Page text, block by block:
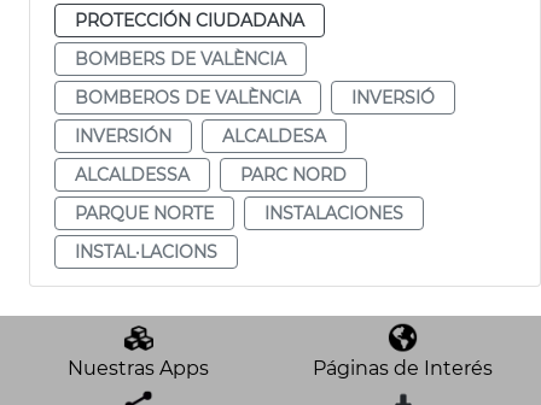
PROTECCIÓN CIUDADANA
BOMBERS DE VALÈNCIA
BOMBEROS DE VALÈNCIA
INVERSIÓ
INVERSIÓN
ALCALDESA
ALCALDESSA
PARC NORD
PARQUE NORTE
INSTALACIONES
INSTAL·LACIONS
Nuestras Apps Páginas de Interés